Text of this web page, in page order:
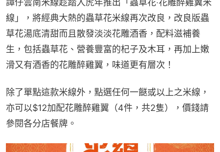
譚仔雲南米線趁踏入虎年推出「蟲草花‧花雕醉雞翼米
線」，將經典大熱的蟲草花米線再次改良，改良版蟲
草花湯底清甜而且散發淡淡花雕酒香，配料滋補養
生，包括蟲草花、營養豐富的杞子及木耳，再加上嫩
滑又有酒香的花雕醉雞翼，味道更有層次！
除了單點這款米線外，點選任何一餸或以上之米線，
亦可以$12加配花雕醉雞翼（4件，共2隻），價錢請
參閱各分店餐牌。